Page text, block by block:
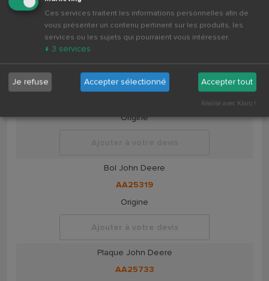
AA24096
Origine
Disque de coupe John Deere
Origine
Bol John Deere
AA25319
Origine
Ajouter à votre devis
Plaque John Deere
AA25733
Ces services traitent les informations personnelles afin de
vous présenter un contenu pertinent sur les produits, les
services ou les sujets qui pourraient vous intéresser.
↓ 3 services
Je refuse Accepter sélectionné Accepter tout
Réalisé avec Klaro !